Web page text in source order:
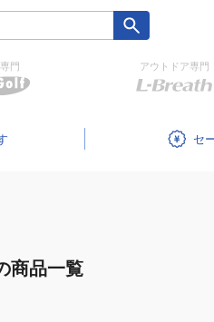
門 アウトドア専門
セ
商品一覧